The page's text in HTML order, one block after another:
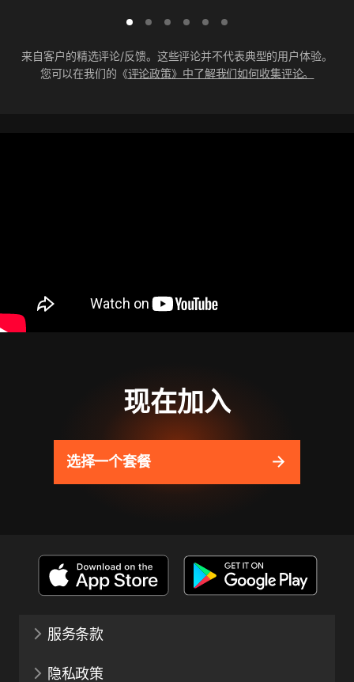
来自客户的精选评论/反馈。这些评论并不代表典型的用户体验。
您可以在我们的《评论政策》中了解我们如何收集评论。
现在加入
选择一个套餐
服务条款
隐私政策